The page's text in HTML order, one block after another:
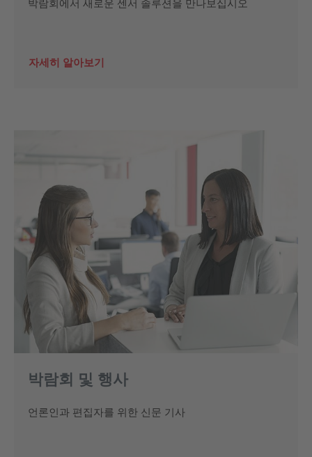
박람회에서 새로운 센서 솔루션을 만나보십시오
자세히 알아보기
박람회 및 행사
언론인과 편집자를 위한 신문 기사